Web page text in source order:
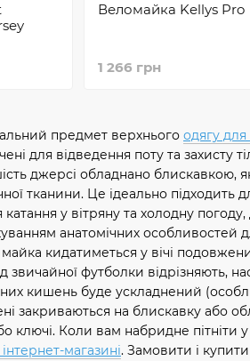
предмет верхнього одягу
для відведення поту та захисту
джерсі обладнано
тканини. Це ідеально
у вітряну та холодну
анатомічних особливостей
кидатиметься у вічі
звичайної футболки відрізняють,
кишень буде ускладнений
закриваються на блискавку або
ключі. Коли вам набридне пітніти
магазині. Замовити і
Веломайка Kellys Pro
1 266 грн